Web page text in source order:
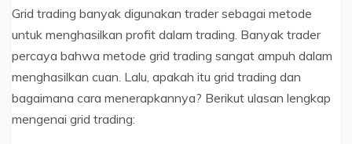
Grid trading banyak digunakan trader sebagai metode
untuk menghasilkan profit dalam trading. Banyak trader
percaya bahwa metode grid trading sangat ampuh dalam
menghasilkan cuan. Lalu, apakah itu grid trading dan
bagaimana cara menerapkannya? Berikut ulasan lengkap
mengenai grid trading: